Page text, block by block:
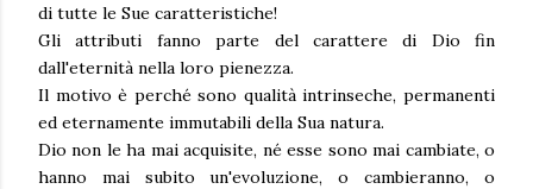
di tutte le Sue caratteristiche!
Gli attributi fanno parte del carattere di Dio fin
dall'eternità nella loro pienezza.
Il motivo è perché sono qualità intrinseche, permanenti
ed eternamente immutabili della Sua natura.
Dio non le ha mai acquisite, né esse sono mai cambiate, o
hanno mai subito un'evoluzione, o cambieranno, o